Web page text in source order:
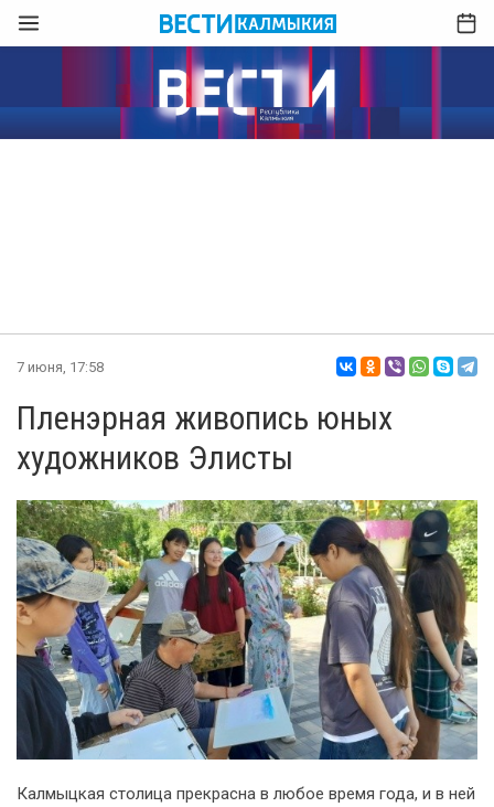
7 июня, 17:58
Пленэрная живопись юных
художников Элисты
Калмыцкая столица прекрасна в любое время года, и в ней